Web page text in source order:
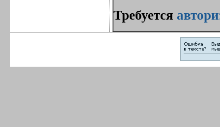
Требуется